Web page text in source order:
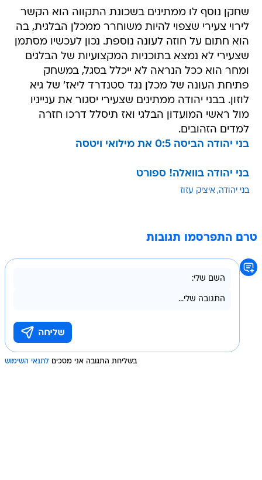
שחקן נוסף לו ממתינים בשכונת התקווה הוא הקשר
לירוי צעירי שצפוי להיות משוחרר ממכלן הבלגית, בה
הוא חתום על חוזה לעונה נוספת. נכון לעכשיו מסתמן
שצעירי לא נמצא בתוכניות המקצועיות של הבלגים
ומחר הוא ככל הנראה לא ייכלל בסגל, במשחק
פתיחת העונה של מכלן נגד סטנדרד ליאז' של גיא
לוזון. בבני יהודה ממתינים שצעירי יסגור את ענייניו
מול ראשי המועדון הבלגי ואז תיסלל דרכו חזרה
למדים הזהובים.
בני יהודה הביסה 0:5 את מילואי ויטסה
בני יהודה בוואלה! ספורט
בני יהודה איציק עזוז
טרם התפרסמו תגובות
בשליחת התגובה אני מסכים לתנאי השימוש